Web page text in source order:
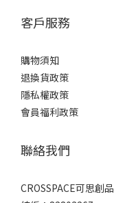
客戶服務
購物須知
退換貨政策
隱私權政策
會員福利政策
聯絡我們
CROSSPACE可思創品